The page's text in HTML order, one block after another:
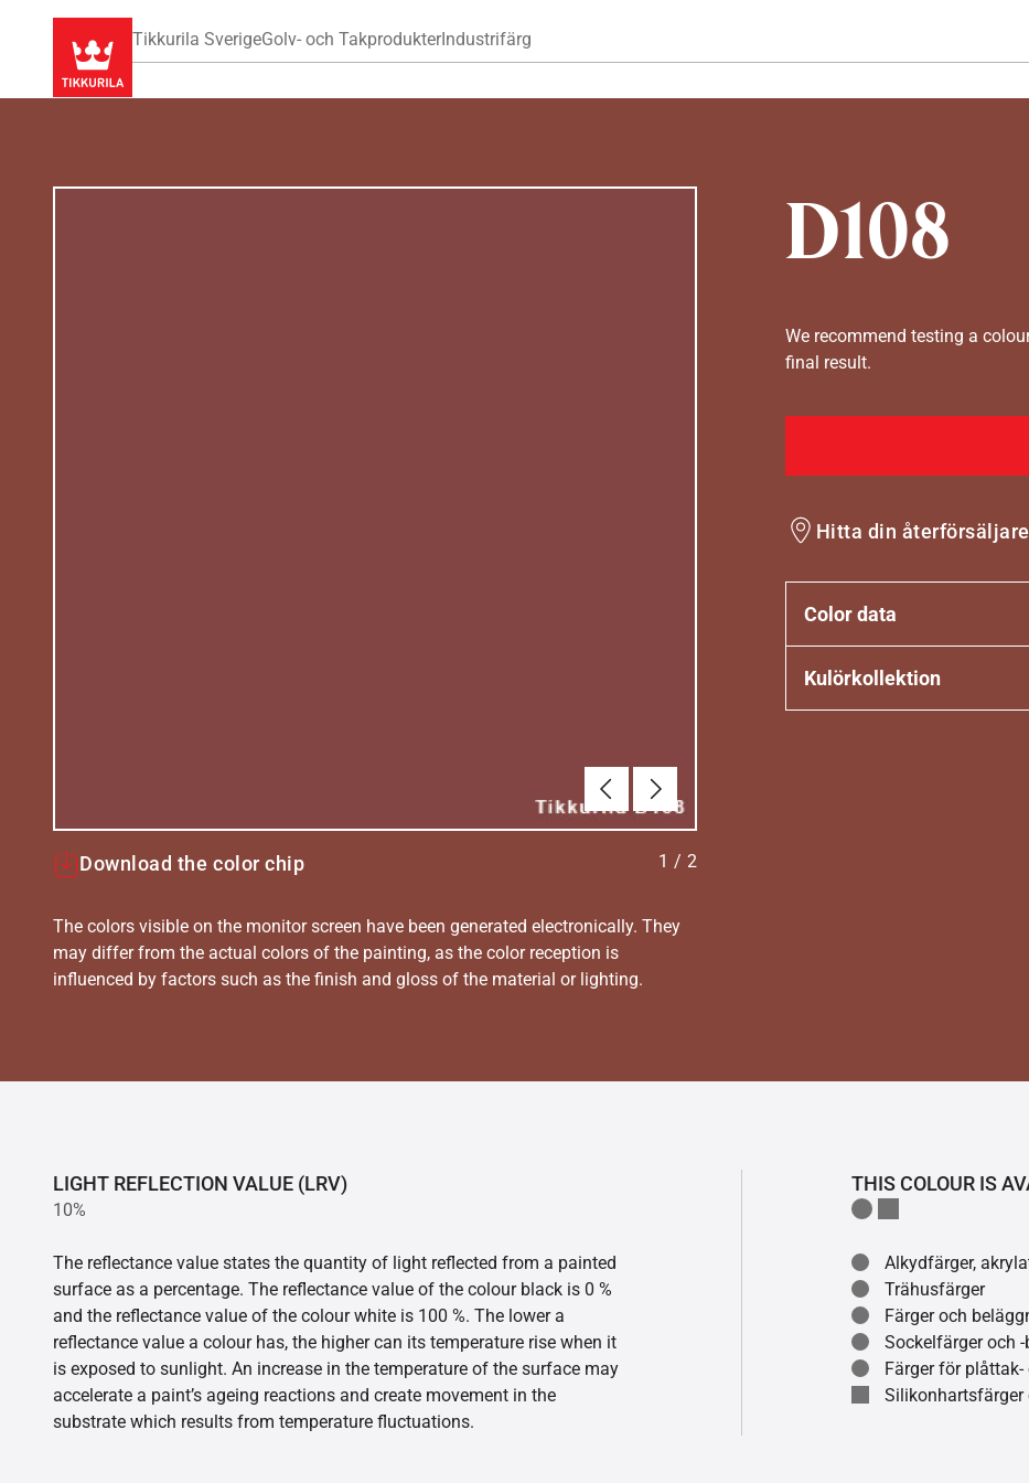
Tikkurila SverigeGolv- och TakprodukterIndustrifärg
D108
Föregående
Nästa
Download the color chip 1 / 2
The colors visible on the monitor screen have been generated electronically. They
may differ from the actual colors of the painting, as the color reception is
influenced by factors such as the finish and gloss of the material or lighting.
We recommend testing a
final result.
Hitta din återförsäljare
Color data
Kulörkollektion
LIGHT REFLECTION VALUE (LRV)
10%
The reflectance value states the quantity of light reflected from a painted
surface as a percentage. The reflectance value of the colour black is 0 %
and the reflectance value of the colour white is 100 %. The lower a
reflectance value a colour has, the higher can its temperature rise when it
is exposed to sunlight. An increase in the temperature of the surface may
accelerate a paint’s ageing reactions and create movement in the
substrate which results from temperature fluctuations.
THIS COLOUR IS
Alkydfärger,
Trähusfärger
Färger och
Sockelfärger och
Färger för
Silikonhartsfärger